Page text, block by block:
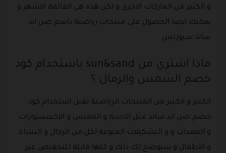
و الكثير من الماركات الاخرى و لكن هذه هي القائمة الاشهر و
يمكنك ايضا الحصول على منتجات رياضية باسم صن اند
ساند سبورتس .
ماذا اشتري من sun&sand باستخدام كود
خصم الشمس والرمال ؟
الكثير و الكثير من المنتجات الرياضية تقبل استخدام كود
خصم صن اند ساند مثل الاحذية و الملابس و الاكسسوارات
و المعدات و و التشكيلات المنوعة لكل من الرجال و النساء
و الأطفال و سنوضح لك ذلك و كلها قابلة للتخفيض عبر